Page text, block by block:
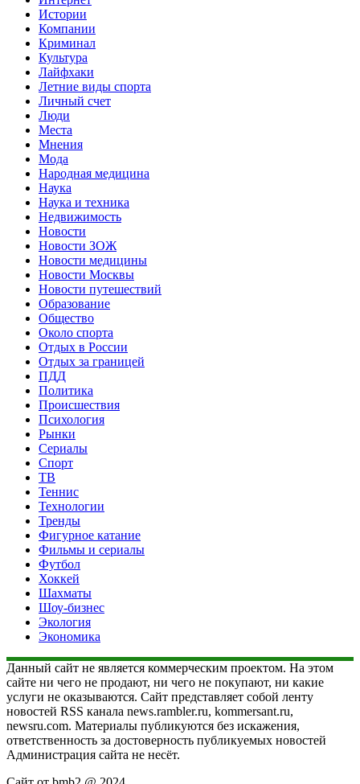
Истории
Компании
Криминал
Культура
Лайфхаки
Летние виды спорта
Личный счет
Люди
Места
Мнения
Мода
Народная медицина
Наука
Наука и техника
Недвижимость
Новости
Новости ЗОЖ
Новости медицины
Новости Москвы
Новости путешествий
Образование
Общество
Около спорта
Отдых в России
Отдых за границей
ПДД
Политика
Происшествия
Психология
Рынки
Сериалы
Спорт
ТВ
Теннис
Технологии
Тренды
Фигурное катание
Фильмы и сериалы
Футбол
Хоккей
Шахматы
Шоу-бизнес
Экология
Экономика
Данный сайт не является коммерческим проектом. На этом
сайте ни чего не продают, ни чего не покупают, ни какие
услуги не оказываются. Сайт представляет собой ленту
новостей RSS канала news.rambler.ru, kommersant.ru,
newsru.com. Материалы публикуются без искажения,
ответственность за достоверность публикуемых новостей
Администрация сайта не несёт.